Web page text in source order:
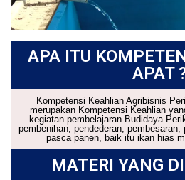
APA ITU
APAT
Kompetensi Keahlian Agribisnis
merupakan Kompetensi Keahlian
kegiatan pembelajaran Budidaya
pembenihan, pendederan, pembesaran,
pasca panen, baik itu ikan hias
MATERI YANG